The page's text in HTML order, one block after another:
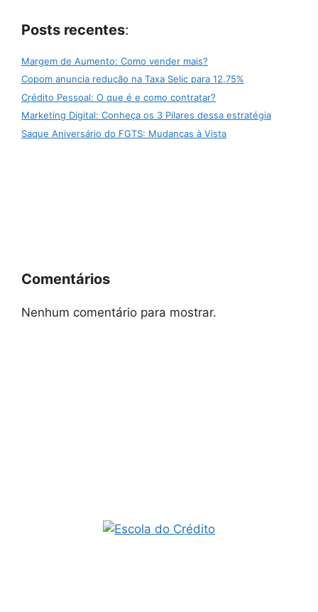
Posts recentes:
Margem de Aumento: Como vender mais?
Copom anuncia redução na Taxa Selic para 12,75%
Crédito Pessoal: O que é e como contratar?
Marketing Digital: Conheça os 3 Pilares dessa estratégia
Saque Aniversário do FGTS: Mudanças à Vista
Comentários
Nenhum comentário para mostrar.